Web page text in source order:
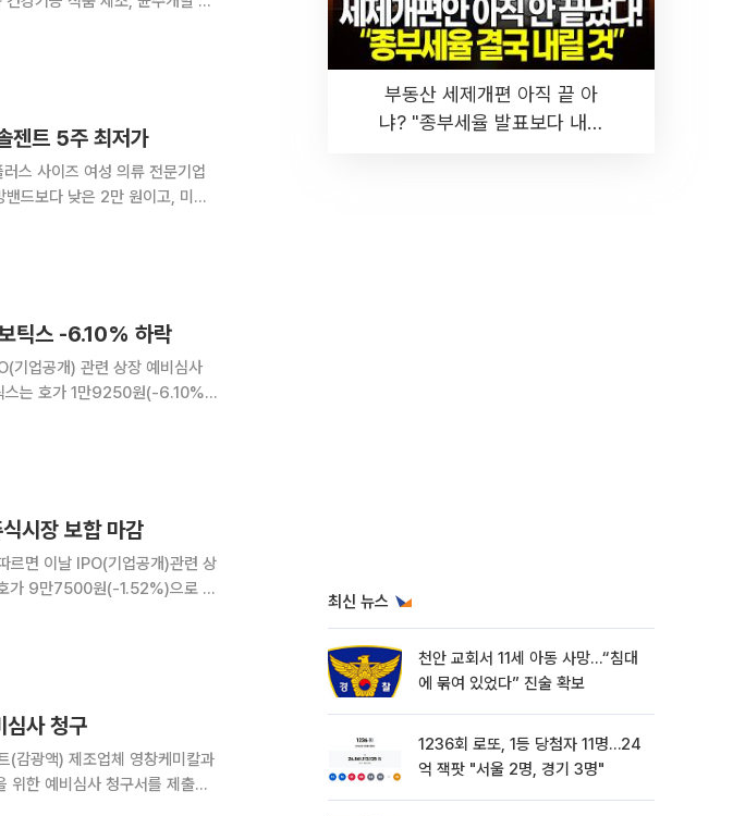
거친
젠트 5주 최저가
드보다 낮은 2만 원이고, 미래
틱스 -6.10% 하락
스는 호가 1만9250원(-6.10%)
시장 보합 마감
호가 9만7500원(-1.52%)으로 5
심사 청구
위한 예비심사 청구서를 제출했
부동산 세제개편 아직 끝 아
냐? "종부세율 발표보다 내릴
최신 뉴스
천안 교회서 11세 아동 사망…“침대
에 묶여 있었다” 진술 확보
1236회 로또, 1등 당첨자 11명…24
억 잭팟 "서울 2명, 경기 3명"